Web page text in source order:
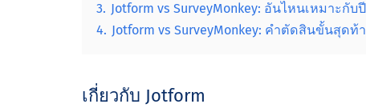
3. Jotform vs SurveyMonkey: อันไหนเหมาะกับ
4. Jotform vs SurveyMonkey: คําตัดสินขั้นสุดท้
เกี่ยวกับ Jotform